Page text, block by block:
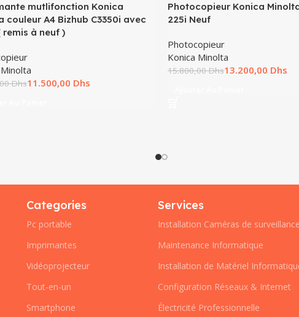
mutlifonction Konica
couleur A4 Bizhub C3350i avec
à neuf )
Dhs11.500,00 Dhs
Photocopieur Konica
225i Neuf
Photocopieur
Konica Minolta
15.800,00Dhs13.200,00 Dhs
Categories
Pc portable
Imprimantes
Vidéoprojecteur
Tout-en-un
Smartphone
Services
Installation Caméras de surveillance
Maintenance Informatique
Installation de Matériel
Configuration Réseaux & Internet
Électricité Professionnelle